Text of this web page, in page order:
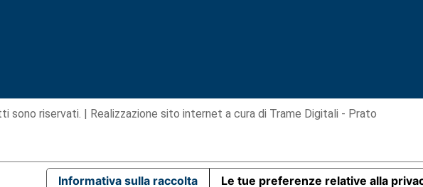
sono riservati. | Realizzazione sito interneta cura di Trame Digitali - Prato
Informativa sulla raccolta Le tue preferenze relative alla